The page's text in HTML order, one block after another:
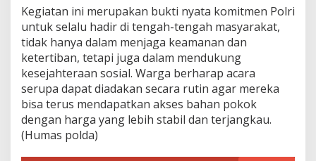
a
n
g
k
a
u
Kegiatan ini merupakan bukti nyata komitmen Polri
untuk selalu hadir di tengah-tengah masyarakat,
tidak hanya dalam menjaga keamanan dan
ketertiban, tetapi juga dalam mendukung
kesejahteraan sosial. Warga berharap acara
serupa dapat diadakan secara rutin agar mereka
bisa terus mendapatkan akses bahan pokok
dengan harga yang lebih stabil dan terjangkau.
(Humas polda)